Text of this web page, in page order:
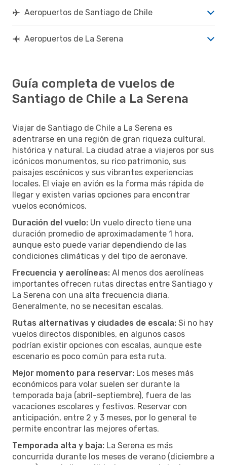
Aeropuertos de Santiago de Chile
Aeropuertos de La Serena
Guía completa de vuelos de
Santiago de Chile a La Serena
Viajar de Santiago de Chile a La Serena es
adentrarse en una región de gran riqueza cultural,
histórica y natural. La ciudad atrae a viajeros por sus
icónicos monumentos, su rico patrimonio, sus
paisajes escénicos y sus vibrantes experiencias
locales. El viaje en avión es la forma más rápida de
llegar y existen varias opciones para encontrar
vuelos económicos.
Duración del vuelo: Un vuelo directo tiene una
duración promedio de aproximadamente 1 hora,
aunque esto puede variar dependiendo de las
condiciones climáticas y del tipo de aeronave.
Frecuencia y aerolíneas: Al menos dos aerolíneas
importantes ofrecen rutas directas entre Santiago y
La Serena con una alta frecuencia diaria.
Generalmente, no se necesitan escalas.
Rutas alternativas y ciudades de escala: Si no hay
vuelos directos disponibles, en algunos casos
podrían existir opciones con escalas, aunque este
escenario es poco común para esta ruta.
Mejor momento para reservar: Los meses más
económicos para volar suelen ser durante la
temporada baja (abril-septiembre), fuera de las
vacaciones escolares y festivos. Reservar con
anticipación, entre 2 y 3 meses, por lo general te
permite encontrar las mejores ofertas.
Temporada alta y baja: La Serena es más
concurrida durante los meses de verano (diciembre a